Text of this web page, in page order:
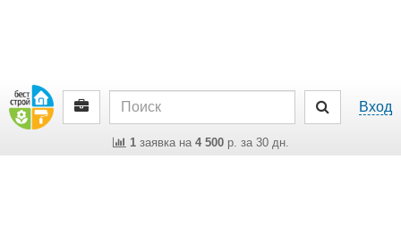
Вход
1заявка на 4 500р. за 30 дн.